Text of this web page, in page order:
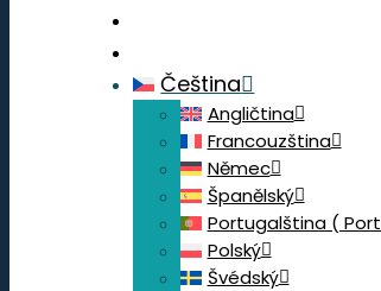
Čeština
Angličtina
Francouzština
Němec
Španělský
Portugalština (
Polský
Švédský